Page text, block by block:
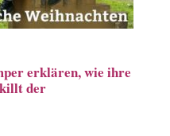
erklären, wie ihre
der